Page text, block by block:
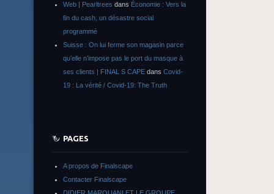
Web | Pearltrees dans Économie : Vers la
fin du cash, un désastre social
programmé
Suisse : On lui ferme son magasin parce
qu’elle n’impose pas le port du masque à
ses clients | FINAL S CAPE dans Covid-
19 : La vérité / Covid-19: The Truth
PAGES
A propos de Finalscape
Contacter Finalscape